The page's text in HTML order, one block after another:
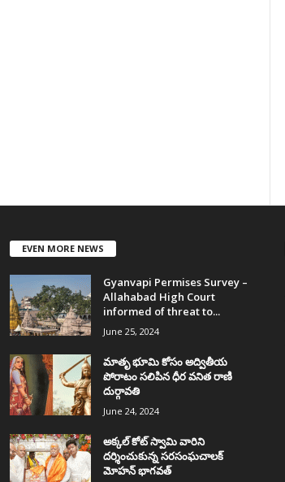
EVEN MORE NEWS
Gyanvapi Permises Survey –
Allahabad High Court
informed of threat to...
June 25, 2024
మాతృ భూమి కోసం అద్వితీయ
పోరాటం సలిపిన ధీర వనిత రాణి
దుర్గావతి
June 24, 2024
అక్కల్‌ కోట్‌ స్వామి వారిని
దర్శించుకున్న సరసంఘచాలక్
మోహన్ భాగవత్